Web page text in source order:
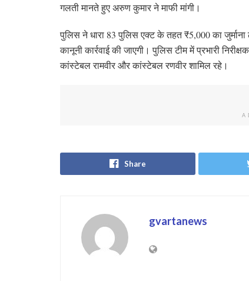
गलती मानते हुए अरुण कुमार ने माफी मांगी।
पुलिस ने धारा 83 पुलिस एक्ट के तहत ₹5,000 का
कानूनी कार्रवाई की जाएगी। पुलिस टीम में प्रभारी
कांस्टेबल रामवीर और कांस्टेबल रणवीर शामिल रहे।
Share
gvartanews